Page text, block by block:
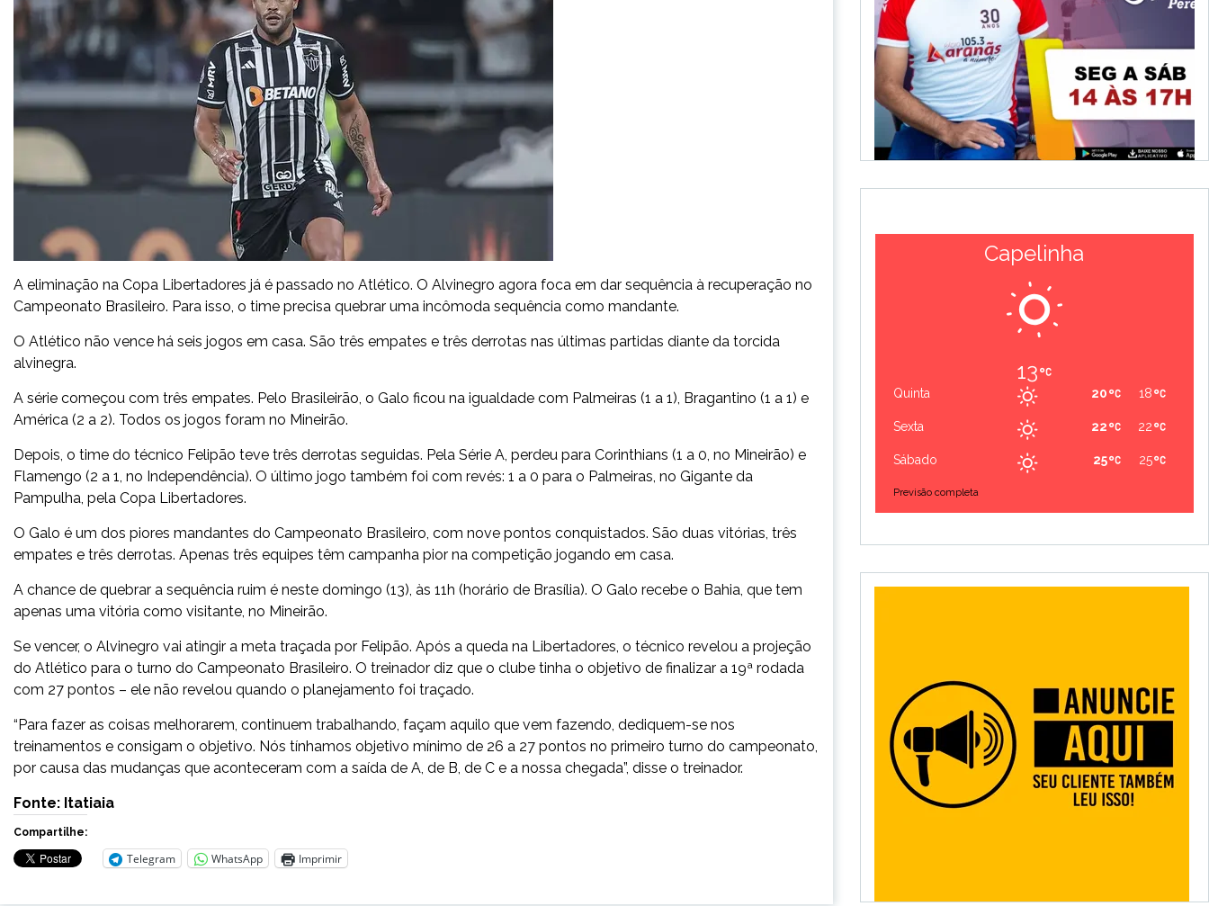
A eliminação na Copa Libertadores já é passado no Atlético. O Alvinegro agora foca em dar sequência à recuperação no
Campeonato Brasileiro. Para isso, o time precisa quebrar uma incômoda sequência como mandante.
O Atlético não vence há seis jogos em casa. São três empates e três derrotas nas últimas partidas diante da torcida
alvinegra.
A série começou com três empates. Pelo Brasileirão, o Galo ficou na igualdade com Palmeiras (1 a 1), Bragantino (1 a 1) e
América (2 a 2). Todos os jogos foram no Mineirão.
Depois, o time do técnico Felipão teve três derrotas seguidas. Pela Série A, perdeu para Corinthians (1 a 0, no Mineirão) e
Flamengo (2 a 1, no Independência). O último jogo também foi com revés: 1 a 0 para o Palmeiras, no Gigante da
Pampulha, pela Copa Libertadores.
O Galo é um dos piores mandantes do Campeonato Brasileiro, com nove pontos conquistados. São duas vitórias, três
empates e três derrotas. Apenas três equipes têm campanha pior na competição jogando em casa.
A chance de quebrar a sequência ruim é neste domingo (13), às 11h (horário de Brasília). O Galo recebe o Bahia, que tem
apenas uma vitória como visitante, no Mineirão.
Se vencer, o Alvinegro vai atingir a meta traçada por Felipão. Após a queda na Libertadores, o técnico revelou a projeção
do Atlético para o turno do Campeonato Brasileiro. O treinador diz que o clube tinha o objetivo de finalizar a 19ª rodada
com 27 pontos – ele não revelou quando o planejamento foi traçado.
“Para fazer as coisas melhorarem, continuem trabalhando, façam aquilo que vem fazendo, dediquem-se nos
treinamentos e consigam o objetivo. Nós tínhamos objetivo mínimo de 26 a 27 pontos no primeiro turno do campeonato,
por causa das mudanças que aconteceram com a saída de A, de B, de C e a nossa chegada”, disse o treinador.
Fonte: Itatiaia
Compartilhe:
Telegram WhatsApp Imprimir
Capelinha
13
Quinta 18
20
Sexta 22
22
Sábado 25
25
Previsão completa